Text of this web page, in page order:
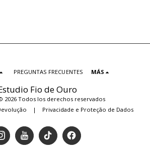
Fio de Ouro
2026 Todos los derechos reservados
| Privacidade e Proteção de Dados
PREGUNTAS FRECUENTES MÁS